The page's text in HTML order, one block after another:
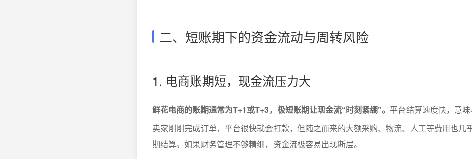
二、短账期下的资金流动与周转风险
1. 电商账期短，现金流压力大
鲜花电商的账期通常为T+1或T+3，极短账期让现金流“时刻紧绷”。 平台结算速度快，意
卖家刚刚完成订单，平台很快就会打款，但随之而来的大额采购、物流、人工等费用也几
期结算。如果财务管理不够精细，资金流极容易出现断层。